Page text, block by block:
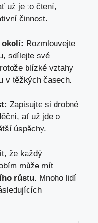
už je to čtení,
činnost.
okolí: Rozmlouvejte
sdílejte své
blízké vztahy
v těžkých časech.
Zapisujte si drobné
ať už jde o
úspěchy.
že každý
může mít
růstu. Mnoho lidí